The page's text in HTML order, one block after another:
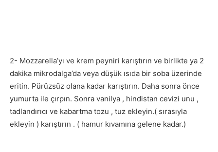
2- Mozzarella’yı ve krem peyniri karıştırın ve birlikte ya 2
dakika mikrodalga’da veya düşük ısıda bir soba üzerinde
eritin. Pürüzsüz olana kadar karıştırın. Daha sonra önce
yumurta ile çırpın. Sonra vanilya , hindistan cevizi unu ,
tadlandırıcı ve kabartma tozu , tuz ekleyin.( sırasıyla
ekleyin ) karıştırın . ( hamur kıvamına gelene kadar.)